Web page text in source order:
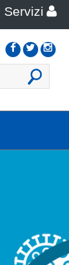
Servizi
VAI